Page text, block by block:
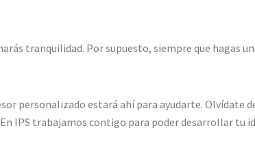
tranquilidad. Por supuesto, siempre que hagas
personalizado estará ahí para ayudarte. Olvídate
IPS trabajamos contigo para poder desarrollar tu